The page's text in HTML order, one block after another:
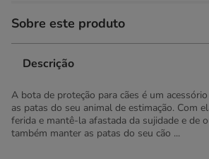
Sobre este produto
Descrição
A bota de proteção para cães é um
as patas do seu animal de estimação. Com
ferida e mantê-la afastada da sujidade e de
também manter as patas do seu cão ...